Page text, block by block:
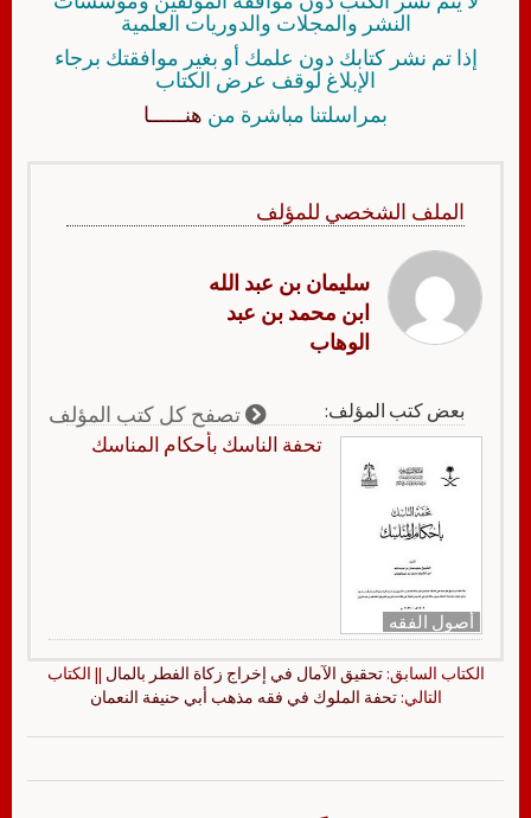
النشر والمجلات والدوريات العلمية
إذا تم نشر كتابك دون علمك أو بغير موافقتك برجاء
الإبلاغ لوقف عرض الكتاب
بمراسلتنا مباشرة من هنــــــا
الملف الشخصي للمؤلف
سليمان بن عبد الله
ابن محمد بن عبد
الوهاب
بعض كتب المؤلف: تصفح كل كتب المؤلف
أصول الفقه
تحفة الناسك بأحكام المناسك
الكتاب السابق:تحقيق الآمال في إخراج زكاة الفطر بالمال || الكتاب
التالي:تحفة الملوك في فقه مذهب أبي حنيفة النعمان